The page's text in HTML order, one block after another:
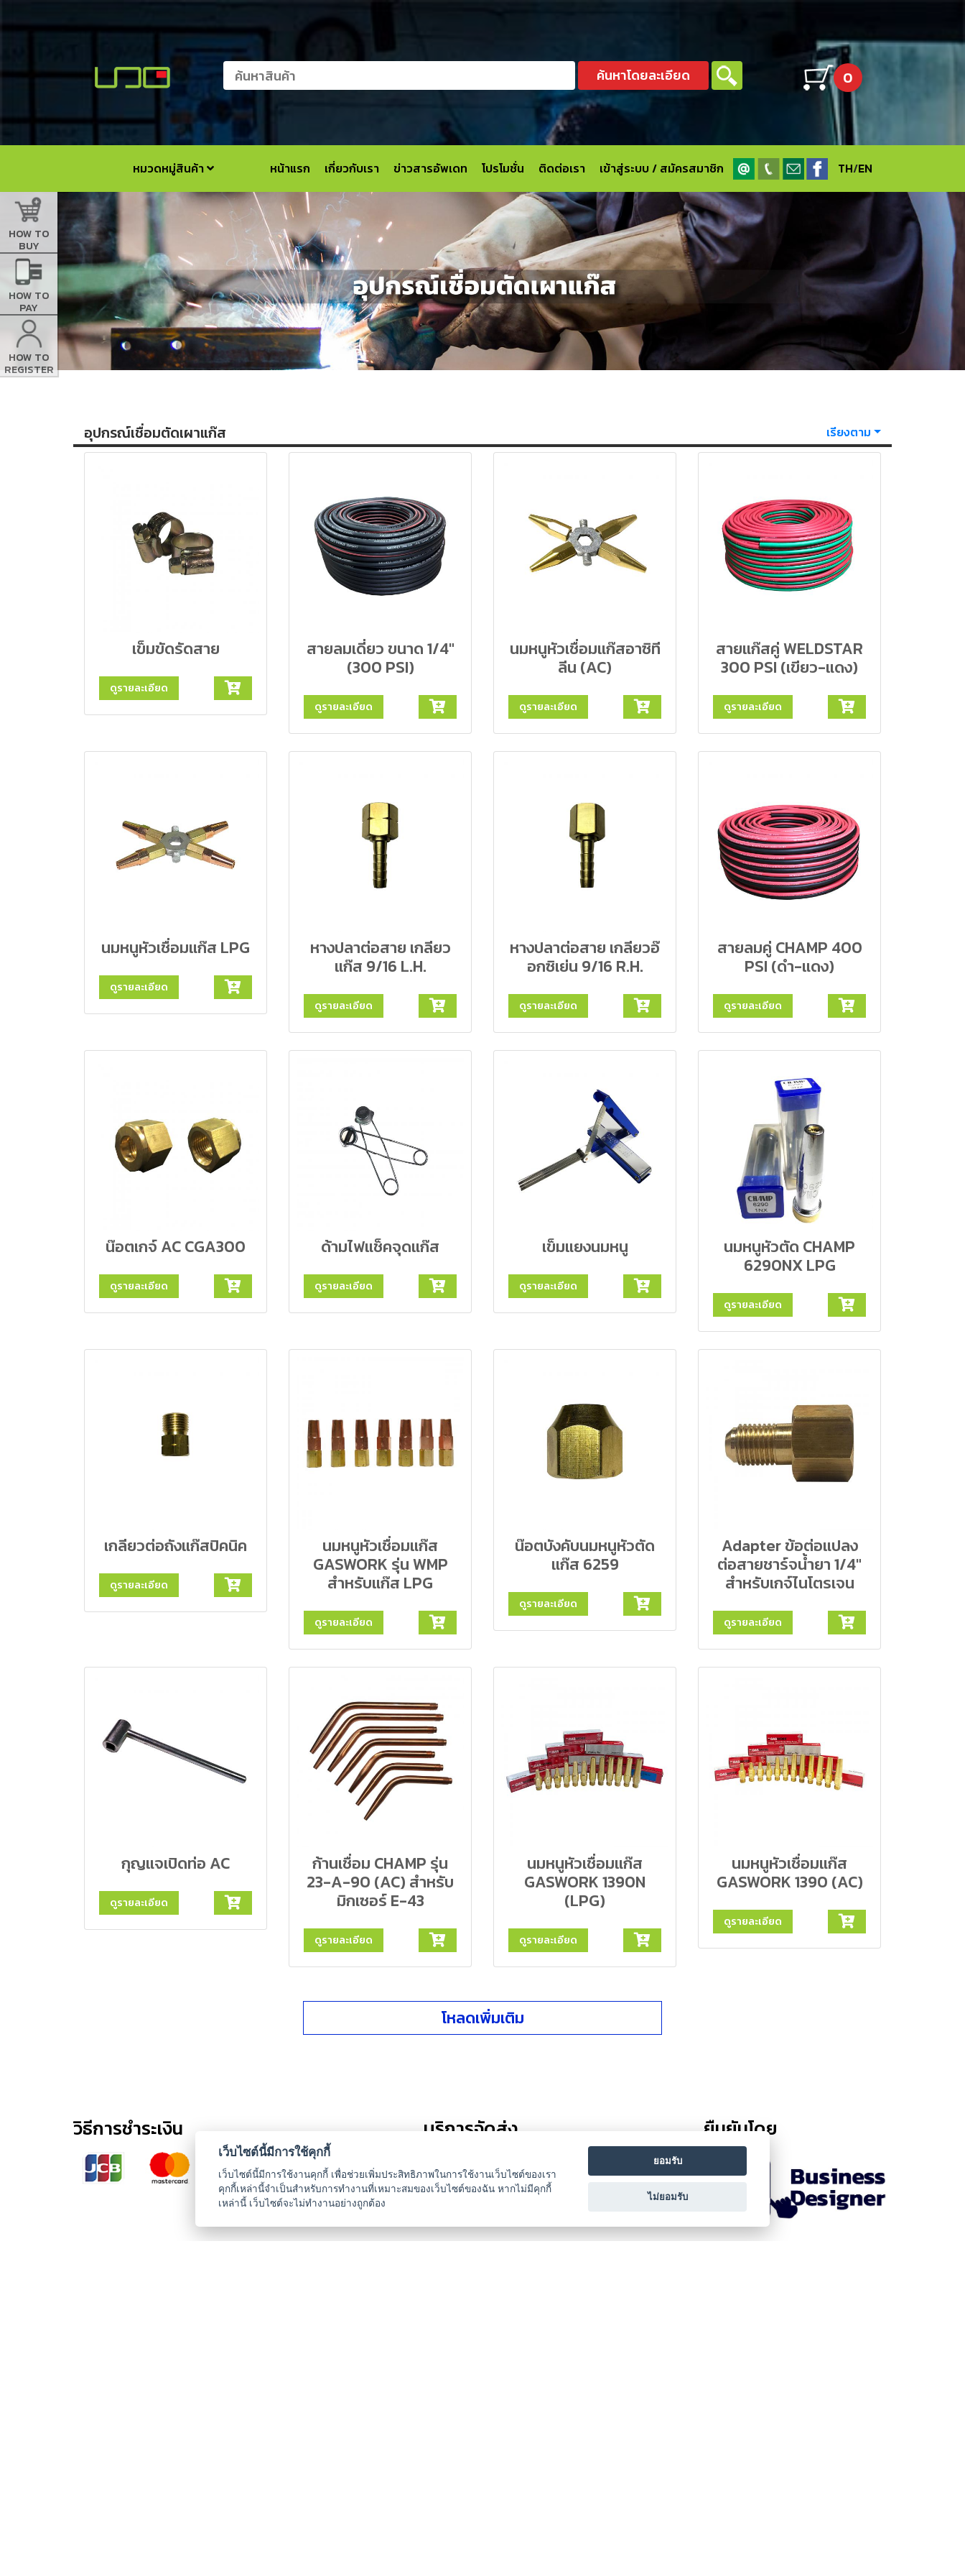
ค้นหาโดยละเอียด 0
หมวดหมู่สินค้า หน้าแรก เกี่ยวกับเรา ข่าวสารอัพเดท โปรโมชั่น ติดต่อเรา เข้าสู่ระบบ / สมัครสมาชิก TH/EN
HOW TO
BUY
HOW TO
PAY
HOW TO
REGISTER
อุปกรณ์เชื่อมตัดเผาแก๊ส เรียงตาม
เข็มขัดรัดสาย
ดูรายละเอียด
สายลมเดี่ยว ขนาด 1/4"
(300 PSI)
ดูรายละเอียด
นมหนูหัวเชื่อมแก๊สอาซิที
ลีน (AC)
ดูรายละเอียด
สายแก๊สคู่ WELDSTAR
300 PSI (เขียว-แดง)
ดูรายละเอียด
นมหนูหัวเชื่อมแก๊ส LPG
ดูรายละเอียด
หางปลาต่อสาย เกลียว
แก๊ส 9/16 L.H.
ดูรายละเอียด
หางปลาต่อสาย เกลียวอ๊
อกซิเย่น 9/16 R.H.
ดูรายละเอียด
สายลมคู่ CHAMP 400
PSI (ดำ-แดง)
ดูรายละเอียด
น๊อตเกจ์ AC CGA300
ดูรายละเอียด
ด้ามไฟแช็คจุดแก๊ส
ดูรายละเอียด
เข็มแยงนมหนู
ดูรายละเอียด
นมหนูหัวตัด CHAMP
6290NX LPG
ดูรายละเอียด
เกลียวต่อถังแก๊สปิคนิค
ดูรายละเอียด
นมหนูหัวเชื่อมแก๊ส
GASWORK รุ่น WMP
สำหรับแก๊ส LPG
ดูรายละเอียด
น๊อตบังคับนมหนูหัวตัด
แก๊ส 6259
ดูรายละเอียด
Adapter ข้อต่อแปลง
ต่อสายชาร์จน้ำยา 1/4"
สำหรับเกจ์ไนโตรเจน
ดูรายละเอียด
กุญแจเปิดท่อ AC
ดูรายละเอียด
ก้านเชื่อม CHAMP รุ่น
23-A-90 (AC) สำหรับ
มิกเซอร์ E-43
ดูรายละเอียด
นมหนูหัวเชื่อมแก๊ส
GASWORK 1390N
(LPG)
ดูรายละเอียด
นมหนูหัวเชื่อมแก๊ส
GASWORK 1390 (AC)
ดูรายละเอียด
โหลดเพิ่มเติม
วิธีการชำระเงิน บริการจัดส่ง ยืนยันโดย
เว็บไซต์นี้มีการใช้คุกกี้
เว็บไซต์นี้มีการใช้งานคุกกี้ เพื่อช่วยเพิ่มประสิทธิภาพในการใช้งานเว็บไซต์ของเรา
คุกกี้เหล่านี้จำเป็นสำหรับการทำงานที่เหมาะสมของเว็บไซต์ของฉัน หากไม่มีคุกกี้
เหล่านี้ เว็บไซต์จะไม่ทำงานอย่างถูกต้อง
ยอมรับ
ไม่ยอมรับ